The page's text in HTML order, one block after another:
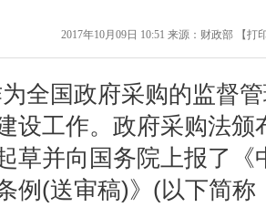
2017年10月09日 10:51 来源： 财政部【打
全国政府采购的监督
设工作。政府采购法颁
草并向国务院上报了《
例(送审稿)》(以下简称